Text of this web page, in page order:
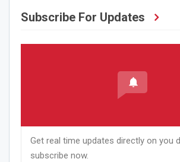
Subscribe For Updates
Get real time updates directly on you
subscribe now.